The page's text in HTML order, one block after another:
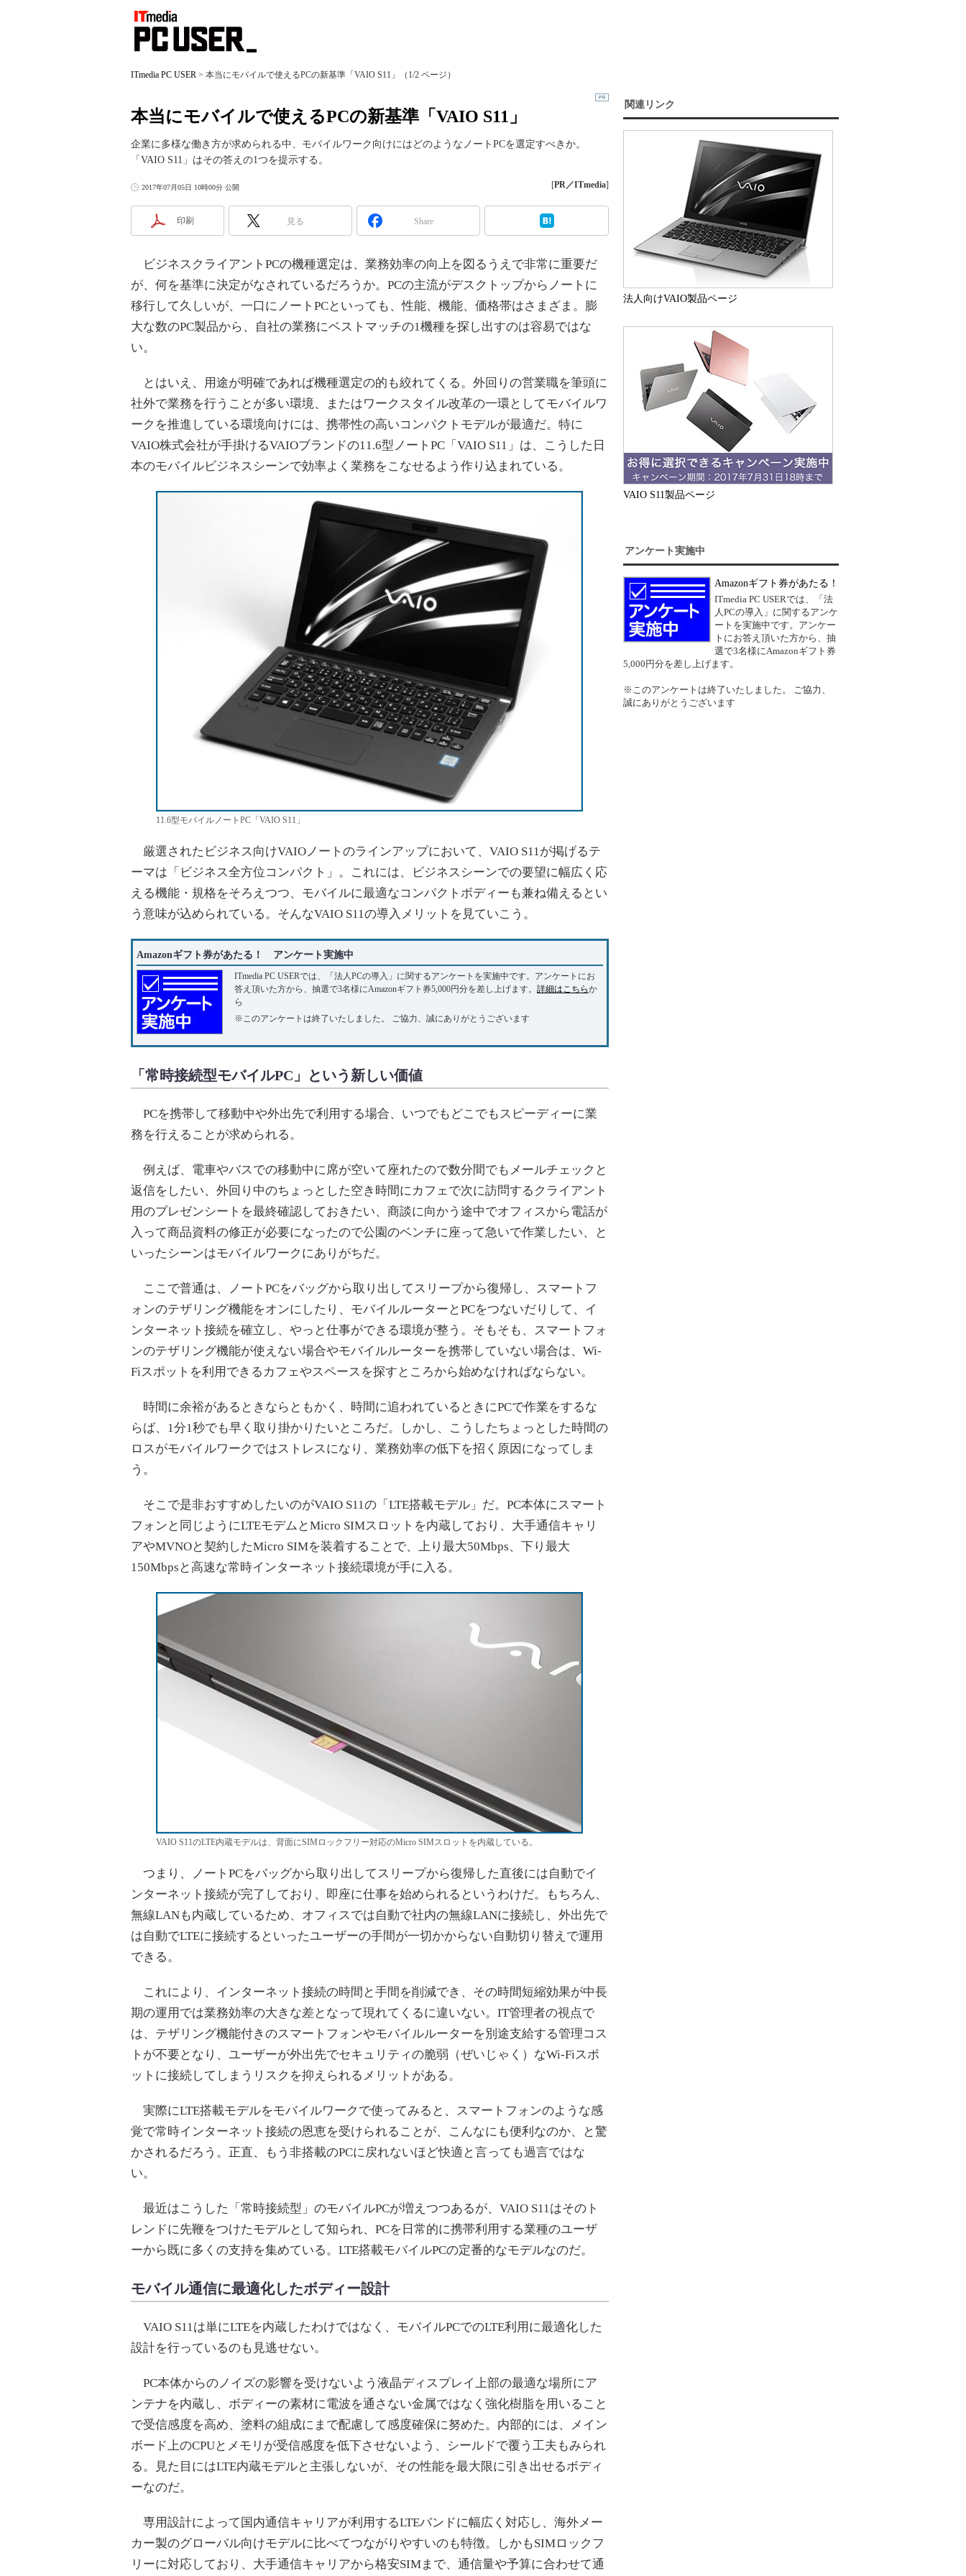
ITmedia PC USER > 本当にモバイルで使えるPCの新基準「VAIO S11」（1/2 ページ）
本当にモバイルで使えるPCの新基準「VAIO S11」
企業に多様な働き方が求められる中、モバイルワーク向けにはどのようなノートPCを選定すべきか。
「VAIO S11」はその答えの1つを提示する。
2017年07月05日 10時00分 公開 [PR／ITmedia]
印刷 見る Share
ビジネスクライアントPCの機種選定は、業務効率の向上を図るうえで非常に重要だ
が、何を基準に決定がなされているだろうか。PCの主流がデスクトップからノートに
移行して久しいが、一口にノートPCといっても、性能、機能、価格帯はさまざま。膨
大な数のPC製品から、自社の業務にベストマッチの1機種を探し出すのは容易ではな
い。
とはいえ、用途が明確であれば機種選定の的も絞れてくる。外回りの営業職を筆頭に
社外で業務を行うことが多い環境、またはワークスタイル改革の一環としてモバイルワ
ークを推進している環境向けには、携帯性の高いコンパクトモデルが最適だ。特に
VAIO株式会社が手掛けるVAIOブランドの11.6型ノートPC「VAIO S11」は、こうした日
本のモバイルビジネスシーンで効率よく業務をこなせるよう作り込まれている。
11.6型モバイルノートPC「VAIO S11」
厳選されたビジネス向けVAIOノートのラインアップにおいて、VAIO S11が掲げるテ
ーマは「ビジネス全方位コンパクト」。これには、ビジネスシーンでの要望に幅広く応
える機能・規格をそろえつつ、モバイルに最適なコンパクトボディーも兼ね備えるとい
う意味が込められている。そんなVAIO S11の導入メリットを見ていこう。
Amazonギフト券があたる！ アンケート実施中
ITmedia PC USERでは、「法人PCの導入」に関するアンケートを実施中です。アンケートにお
答え頂いた方から、抽選で3名様にAmazonギフト券5,000円分を差し上げます。 詳細はこちらか
ら
※このアンケートは終了いたしました。 ご協力、誠にありがとうございます
「常時接続型モバイルPC」という新しい価値
PCを携帯して移動中や外出先で利用する場合、いつでもどこでもスピーディーに業
務を行えることが求められる。
例えば、電車やバスでの移動中に席が空いて座れたので数分間でもメールチェックと
返信をしたい、外回り中のちょっとした空き時間にカフェで次に訪問するクライアント
用のプレゼンシートを最終確認しておきたい、商談に向かう途中でオフィスから電話が
入って商品資料の修正が必要になったので公園のベンチに座って急いで作業したい、と
いったシーンはモバイルワークにありがちだ。
ここで普通は、ノートPCをバッグから取り出してスリープから復帰し、スマートフ
ォンのテザリング機能をオンにしたり、モバイルルーターとPCをつないだりして、イ
ンターネット接続を確立し、やっと仕事ができる環境が整う。そもそも、スマートフォ
ンのテザリング機能が使えない場合やモバイルルーターを携帯していない場合は、Wi-
Fiスポットを利用できるカフェやスペースを探すところから始めなければならない。
時間に余裕があるときならともかく、時間に追われているときにPCで作業をするな
らば、1分1秒でも早く取り掛かりたいところだ。しかし、こうしたちょっとした時間の
ロスがモバイルワークではストレスになり、業務効率の低下を招く原因になってしま
う。
そこで是非おすすめしたいのがVAIO S11の「LTE搭載モデル」だ。PC本体にスマート
フォンと同じようにLTEモデムとMicro SIMスロットを内蔵しており、大手通信キャリ
アやMVNOと契約したMicro SIMを装着することで、上り最大50Mbps、下り最大
150Mbpsと高速な常時インターネット接続環境が手に入る。
VAIO S11のLTE内蔵モデルは、背面にSIMロックフリー対応のMicro SIMスロットを内蔵している。
つまり、ノートPCをバッグから取り出してスリープから復帰した直後には自動でイ
ンターネット接続が完了しており、即座に仕事を始められるというわけだ。もちろん、
無線LANも内蔵しているため、オフィスでは自動で社内の無線LANに接続し、外出先で
は自動でLTEに接続するといったユーザーの手間が一切かからない自動切り替えで運用
できる。
これにより、インターネット接続の時間と手間を削減でき、その時間短縮効果が中長
期の運用では業務効率の大きな差となって現れてくるに違いない。IT管理者の視点で
は、テザリング機能付きのスマートフォンやモバイルルーターを別途支給する管理コス
トが不要となり、ユーザーが外出先でセキュリティの脆弱（ぜいじゃく）なWi-Fiスポ
ットに接続してしまうリスクを抑えられるメリットがある。
実際にLTE搭載モデルをモバイルワークで使ってみると、スマートフォンのような感
覚で常時インターネット接続の恩恵を受けられることが、こんなにも便利なのか、と驚
かされるだろう。正直、もう非搭載のPCに戻れないほど快適と言っても過言ではな
い。
最近はこうした「常時接続型」のモバイルPCが増えつつあるが、VAIO S11はそのト
レンドに先鞭をつけたモデルとして知られ、PCを日常的に携帯利用する業種のユーザ
ーから既に多くの支持を集めている。LTE搭載モバイルPCの定番的なモデルなのだ。
モバイル通信に最適化したボディー設計
VAIO S11は単にLTEを内蔵したわけではなく、モバイルPCでのLTE利用に最適化した
設計を行っているのも見逃せない。
PC本体からのノイズの影響を受けないよう液晶ディスプレイ上部の最適な場所にア
ンテナを内蔵し、ボディーの素材に電波を通さない金属ではなく強化樹脂を用いること
で受信感度を高め、塗料の組成にまで配慮して感度確保に努めた。内部的には、メイン
ボード上のCPUとメモリが受信感度を低下させないよう、シールドで覆う工夫もみられ
る。見た目にはLTE内蔵モデルと主張しないが、その性能を最大限に引き出せるボディ
ーなのだ。
専用設計によって国内通信キャリアが利用するLTEバンドに幅広く対応し、海外メー
カー製のグローバル向けモデルに比べてつながりやすいのも特徴。しかもSIMロックフ
リーに対応しており、大手通信キャリアから格安SIMまで、通信量や予算に合わせて通
関連リンク
法人向けVAIO製品ページ
VAIO S11製品ページ
アンケート実施中
Amazonギフト券があたる！
ITmedia PC USERでは、「法
人PCの導入」に関するアンケ
ートを実施中です。アンケー
トにお答え頂いた方から、抽
選で3名様にAmazonギフト券
5,000円分を差し上げます。
※このアンケートは終了いたしました。 ご協力、
誠にありがとうございます